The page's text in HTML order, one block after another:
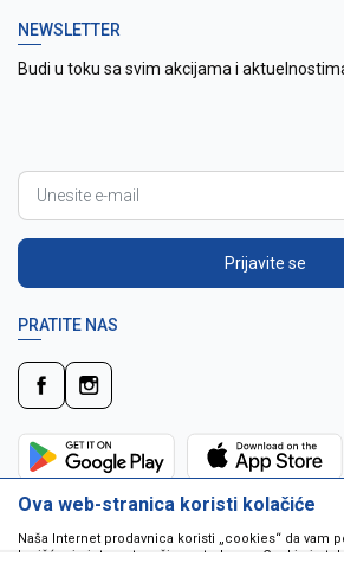
NEWSLETTER
Budi u toku sa svim akcijama i
Prijavite se
PRATITE NAS
Ova web-stranica koristi kolačiće
Naša Internet prodavnica koristi „cookies“ da vam
korišćenje interneta vašim potrebama. Cookie je